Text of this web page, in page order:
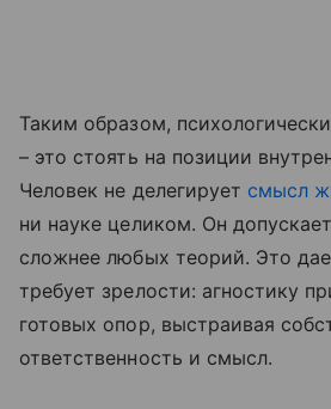
Таким образом,
– это стоять на позиции
Человек не делегирует смысл
ни науке целиком. Он
сложнее любых теорий. Это
требует зрелости: агностику
готовых опор, выстраивая
ответственность и смысл.